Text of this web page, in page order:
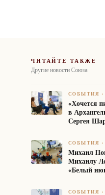
ЧИТАЙТЕ ТАКЖЕ
Другие новости Союза
СОБЫТИЯ
«Хочется
в
Сергея
СОБЫТИЯ
Михаил
Михаилу
«Белый
СОБЫТИЯ